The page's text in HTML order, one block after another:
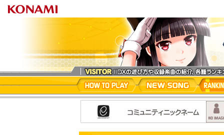
beatmania
HOW TO PLAY NEW SONG